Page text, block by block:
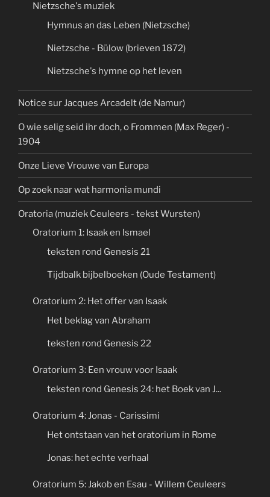
Nietzsche's muziek
Hymnus an das Leben (Nietzsche)
Nietzsche - Bülow (brieven 1872)
Nietzsche's hymne op het leven
Notice sur Jacques Arcadelt (de Namur)
O wie selig seid ihr doch, o Frommen (Max Reger) -
1904
Onze Lieve Vrouwe van Europa
Op zoek naar wat harmonia mundi
Oratoria (muziek Ceuleers - tekst Wursten)
Oratorium 1: Isaak en Ismael
teksten rond Genesis 21
Tijdbalk bijbelboeken (Oude Testament)
Oratorium 2: Het offer van Isaak
Het beklag van Abraham
teksten rond Genesis 22
Oratorium 3: Een vrouw voor Isaak
teksten rond Genesis 24: het Boek van J...
Oratorium 4: Jonas - Carissimi
Het ontstaan van het oratorium in Rome
Jonas: het echte verhaal
Oratorium 5: Jakob en Esau - Willem Ceuleers